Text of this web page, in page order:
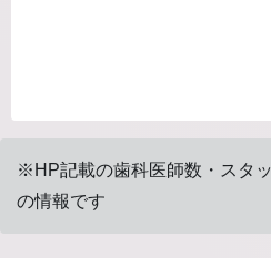
※HP記載の歯科医師数・スタ
の情報です